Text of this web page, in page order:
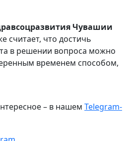
Чувашии
считает, что достичь
в решении вопроса можно
временем способом,
– в нашем Telegram-